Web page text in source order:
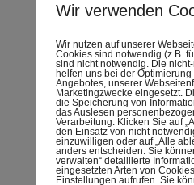
Ablenkung reduzieren
Arbeitsalltag
Change Coaching
Gemeinkosten Gewohnheiten
Komfortzone Kommunikation
Wir verwenden
Wir nutzen auf unserer
Cookies sind notwendig (z.B.
sind nicht notwendig. Die
helfen uns bei der
Angebotes, unserer
Marketingzwecke eingesetzt.
die Speicherung von
das Auslesen
Verarbeitung. Klicken Sie auf
den Einsatz von nicht
einzuwilligen oder auf „Alle
anders entscheiden. Sie
verwalten“ detaillierte
eingesetzten Arten von
Einstellungen aufrufen. Sie